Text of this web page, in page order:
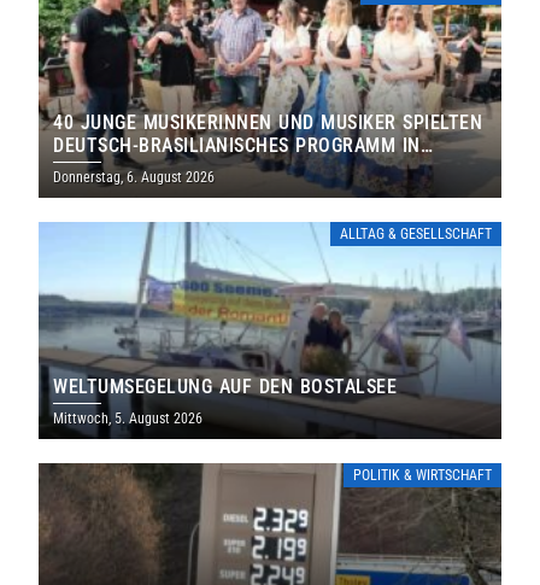
40 JUNGE MUSIKERINNEN UND MUSIKER SPIELTEN
DEUTSCH-BRASILIANISCHES PROGRAMM IN
THOLEY
Donnerstag, 6. August 2026
ALLTAG & GESELLSCHAFT
WELTUMSEGELUNG AUF DEN BOSTALSEE
Mittwoch, 5. August 2026
POLITIK & WIRTSCHAFT